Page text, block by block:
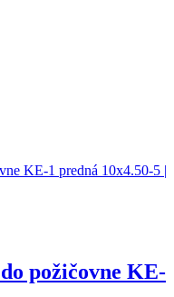
požičovne KE-